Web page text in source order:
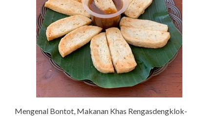
Mengenal Bontot, Makanan Khas Rengasdengklok-